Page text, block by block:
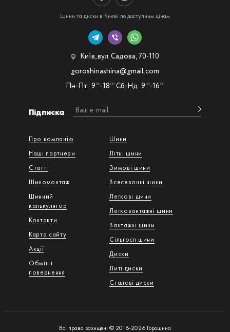
Шини та диски в Києві по доступним цінам
Про компанію
Наші партнери
Статті
Шиномонтаж
Шинний
калькулятор
Контакти
Карта сайту
Акції
Обмін і
повернення
Шини
Літні шини
Зимові шини
Всесезонні шини
Легкові шини
Легковантажнi шини
Вантажнi шини
Сільгосп шини
Диски
Литі диски
Сталеві диски
Підписка
Київ, вул. Садова, 70-110
Пн-Пт: 9 00-18 00 Сб-Нд: 9 00-16 00
goroshinashina@gmail.com
Всі права захищені © 2016-2026 Горошина